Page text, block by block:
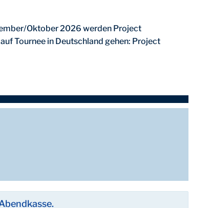
Oktober 2026 werden Project
Tournee in Deutschland gehen: Project